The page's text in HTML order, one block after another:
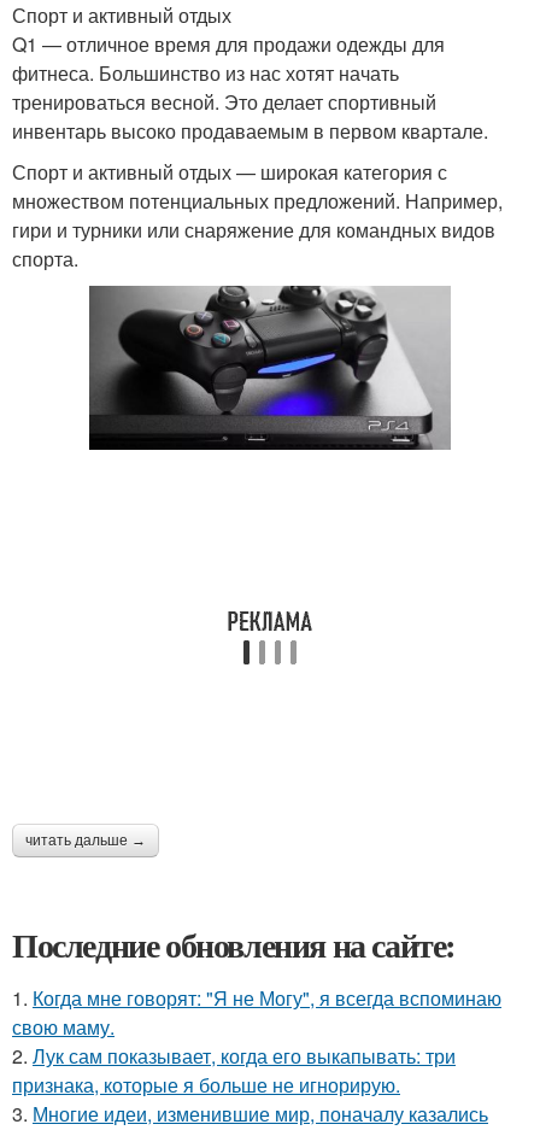
Спорт и активный отдых
Q1 — отличное время для продажи одежды для
фитнеса. Большинство из нас хотят начать
тренироваться весной. Это делает спортивный
инвентарь высоко продаваемым в первом квартале.
Спорт и активный отдых — широкая категория с
множеством потенциальных предложений. Например,
гири и турники или снаряжение для командных видов
спорта.
читать дальше →
Последние обновления на сайте:
1. Когда мне говорят: "Я не Могу", я всегда вспоминаю
свою маму.
2. Лук сам показывает, когда его выкапывать: три
признака, которые я больше не игнорирую.
3. Многие идеи, изменившие мир, поначалу казались